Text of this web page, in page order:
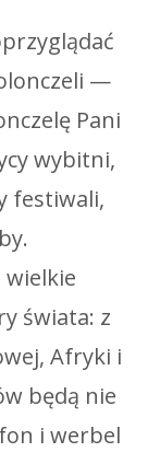
—
Pani
wybitni,
festiwali,
wielkie
świata: z
Afryki i
będą nie
i werbel